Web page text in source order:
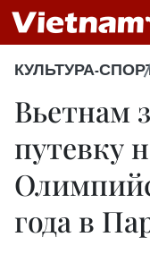
КУЛЬТУРА-
Вьетнам
путевку
года в